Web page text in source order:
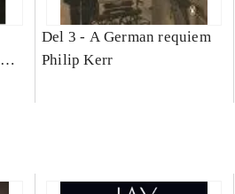
Del 3 - A German requiem
Philip Kerr